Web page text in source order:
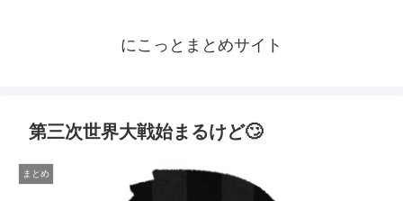
にこっとまとめサイト
第三次世界大戦始まるけど🙄
まとめ